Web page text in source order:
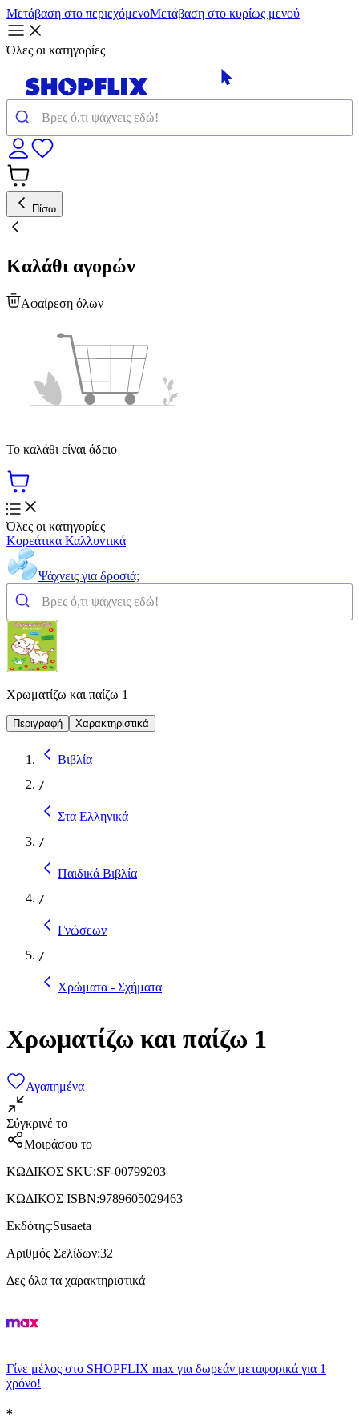
Μετάβαση στο περιεχόμενοΜετάβαση στο κυρίως μενού
Όλες οι κατηγορίες
Πίσω
Καλάθι αγορών
Αφαίρεση όλων
Το καλάθι είναι άδειο
Όλες οι κατηγορίες
Κορεάτικα Καλλυντικά
Ψάχνεις για δροσιά;
Χρωματίζω και παίζω 1
Περιγραφή Χαρακτηριστικά
Βιβλία
/
Στα Ελληνικά
/
Παιδικά Βιβλία
/
Γνώσεων
/
Χρώματα - Σχήματα
Χρωματίζω και παίζω 1
Αγαπημένα
Σύγκρινέ το
Μοιράσου το
ΚΩΔΙΚΟΣ SKU:SF-00799203
ΚΩΔΙΚΟΣ ISBN:9789605029463
Εκδότης:Susaeta
Αριθμός Σελίδων:32
Δες όλα τα χαρακτηριστικά
Γίνε μέλος στο SHOPFLIX max για δωρεάν μεταφορικά για 1
χρόνο!